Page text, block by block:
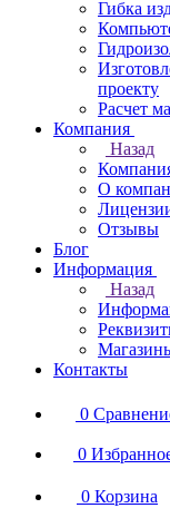
Гибка
проекту
Расчет
Компания
Назад
О
Отзывы
Блог
Информация
Назад
Контакты
0
0
0 Корзина